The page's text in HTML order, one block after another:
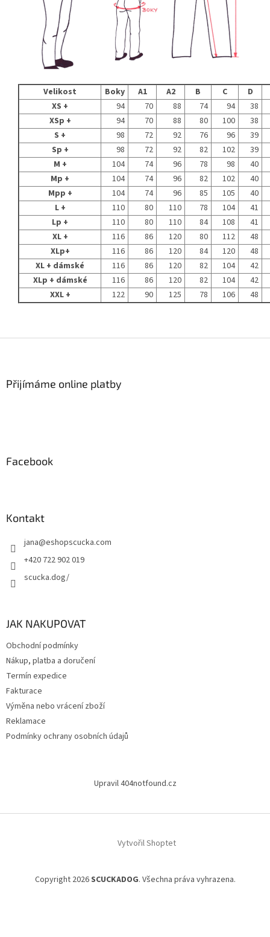
Velikost Boky A1 A2 B C
D
XS +
94 70 88 74 94
38
XSp +
94 70 88 80 100
38
S +
98 72 92 76 96
39
Sp +
98 72 92 82 102
39
M +
104 74 96 78 98
40
Mp +
104 74 96 82 102
40
Mpp +
104 74 96 85 105
40
L +
110 80 110 78 104
41
Lp +
110 80 110 84 108
41
XL +
116 86 120 80 112
48
XLp+
116 86 120 84 120
48
XL + dámské
116 86 120 82 104
42
XLp + dámské
116 86 120 82 104
42
XXL +
122 90 125 78 106 48
Přijímáme online platby
Facebook
Kontakt
jana@eshopscucka.com
+420 722 902 019
scucka.dog/
JAK NAKUPOVAT
Obchodní podmínky
Nákup, platba a doručení
Termín expedice
Fakturace
Výměna nebo vrácení zboží
Reklamace
Podmínky ochrany osobních údajů
Upravil 404notfound.cz
Vytvořil Shoptet
Copyright 2026SCUCKADOG. Všechna práva vyhrazena.